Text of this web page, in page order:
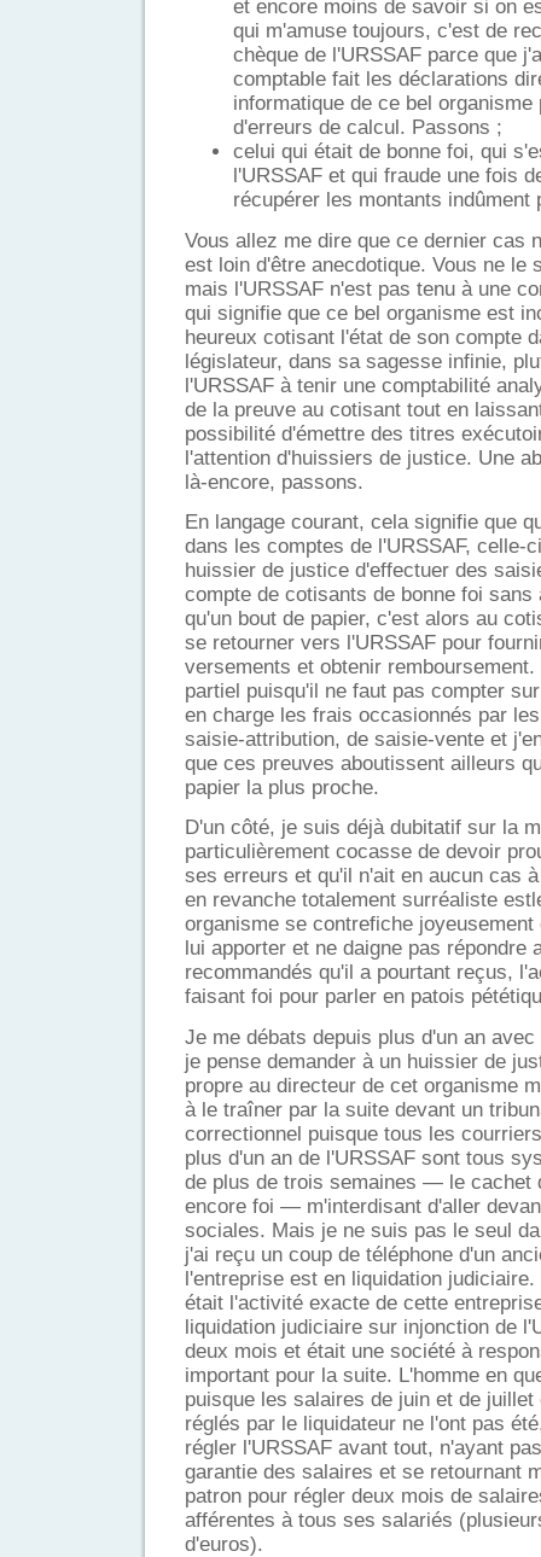
et encore moins de savoir si on
qui m'amuse toujours, c'est de
chèque de l'URSSAF parce que
comptable fait les déclarations
informatique de ce bel organisme
d'erreurs de calcul. Passons ;
celui qui était de bonne foi, qui
l'URSSAF et qui fraude une fois
récupérer les montants indûment
Vous allez me dire que ce dernier cas
est loin d'être anecdotique. Vous ne le
mais l'URSSAF n'est pas tenu à une
qui signifie que ce bel organisme est
heureux cotisant l'état de son compte
législateur, dans sa sagesse infinie,
l'URSSAF à tenir une comptabilité
de la preuve au cotisant tout en
possibilité d'émettre des titres
l'attention d'huissiers de justice. Une
là-encore, passons.
En langage courant, cela signifie que
dans les comptes de l'URSSAF, celle-
huissier de justice d'effectuer des
compte de cotisants de bonne foi
qu'un bout de papier, c'est alors au
se retourner vers l'URSSAF pour
versements et obtenir
partiel puisqu'il ne faut pas compter
en charge les frais occasionnés par
saisie-attribution, de saisie-vente et
que ces preuves aboutissent ailleurs
papier la plus proche.
D'un côté, je suis déjà dubitatif sur la
particulièrement cocasse de devoir
ses erreurs et qu'il n'ait en aucun cas
en revanche totalement surréaliste
organisme se contrefiche
lui apporter et ne daigne pas répondre
recommandés qu'il a pourtant reçus,
faisant foi pour parler en patois
Je me débats depuis plus d'un an
je pense demander à un huissier de
propre au directeur de cet organisme
à le traîner par la suite devant un
correctionnel puisque tous les
plus d'un an de l'URSSAF sont tous
de plus de trois semaines — le cachet
encore foi — m'interdisant d'aller
sociales. Mais je ne suis pas le seul
j'ai reçu un coup de téléphone d'un
l'entreprise est en liquidation
était l'activité exacte de cette
liquidation judiciaire sur injonction de
deux mois et était une société à
important pour la suite. L'homme en
puisque les salaires de juin et de juillet
réglés par le liquidateur ne l'ont pas
régler l'URSSAF avant tout, n'ayant
garantie des salaires et se retournant
patron pour régler deux mois de
afférentes à tous ses salariés
d'euros).